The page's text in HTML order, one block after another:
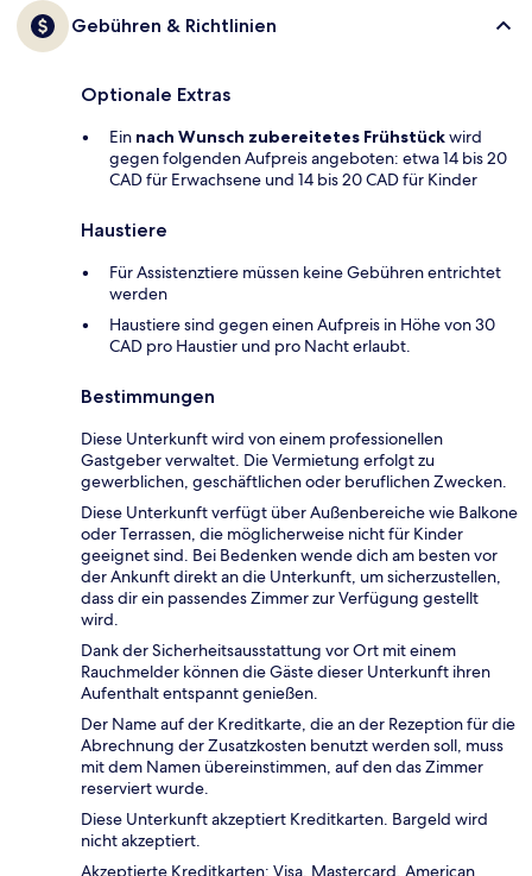
Gebühren & Richtlinien
Optionale Extras
Ein nach Wunsch zubereitetes Frühstückwird
gegen folgenden Aufpreis angeboten: etwa 14 bis 20
CAD für Erwachsene und 14 bis 20 CAD für Kinder
Haustiere
Für Assistenztiere müssen keine Gebühren entrichtet
werden
Haustiere sind gegen einen Aufpreis in Höhe von 30
CAD pro Haustier und pro Nacht erlaubt.
Bestimmungen
Diese Unterkunft wird von einem professionellen
Gastgeber verwaltet. Die Vermietung erfolgt zu
gewerblichen, geschäftlichen oder beruflichen Zwecken.
Diese Unterkunft verfügt über Außenbereiche wie Balkone
oder Terrassen, die möglicherweise nicht für Kinder
geeignet sind. Bei Bedenken wende dich am besten vor
der Ankunft direkt an die Unterkunft, um sicherzustellen,
dass dir ein passendes Zimmer zur Verfügung gestellt
wird.
Dank der Sicherheitsausstattung vor Ort mit einem
Rauchmelder können die Gäste dieser Unterkunft ihren
Aufenthalt entspannt genießen.
Der Name auf der Kreditkarte, die an der Rezeption für die
Abrechnung der Zusatzkosten benutzt werden soll, muss
mit dem Namen übereinstimmen, auf den das Zimmer
reserviert wurde.
Diese Unterkunft akzeptiert Kreditkarten. Bargeld wird
nicht akzeptiert.
Akzeptierte Kreditkarten: Visa, Mastercard, American